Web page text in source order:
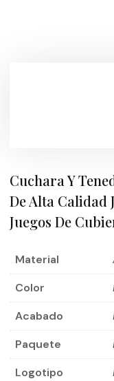
Cuchara Y
De Alta Calidad
Juegos De
Material
Color
Acabado
Paquete
Logotipo